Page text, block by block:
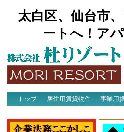
太白区、仙台市
ートへ！ア
トップ 居住用賃貸物件 事業用